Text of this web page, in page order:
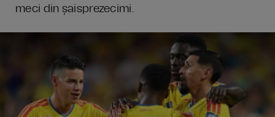
meci din șaisprezecimi.